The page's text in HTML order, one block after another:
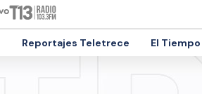
Reportajes Teletrece El Tiempo